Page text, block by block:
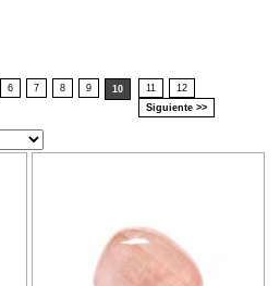
6 7 8 9 10 11
12
Siguiente >>